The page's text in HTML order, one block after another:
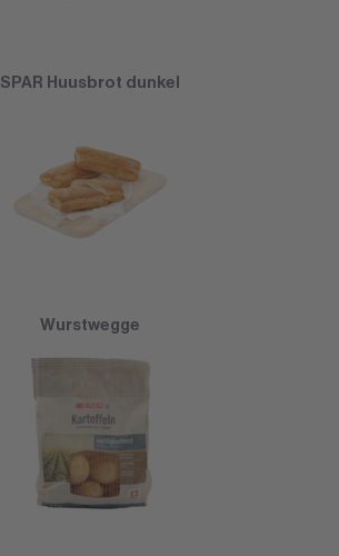
SPAR Huusbrot dunkel
Wurstwegge